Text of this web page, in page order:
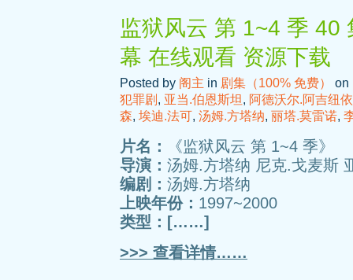
监狱风云 第 1~4 季 40
幕 在线观看 资源下载
Posted by 阁主 in 剧集（100% 免费）
on
犯罪剧 , 亚当.伯恩斯坦 , 阿德沃尔.阿吉纽
森, 埃迪.法可, 汤姆.方塔纳, 丽塔.莫雷诺,
片名：
《监狱风云 第 1~4 季》
导演： 汤姆.方塔纳 尼克.戈麦斯
编剧： 汤姆.方塔纳
上映年份： 1997~2000
类型：[……]
>>> 查看详情……